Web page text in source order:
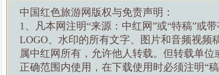
中国红色旅游网版权与免责声明：
1、凡本网注明“来源：中红网”或“特稿”或
LOGO、水印的所有文字、图片和音频视频
属中红网所有，允许他人转载。但转载单位
正确范围内使用，在下载使用时必须注明“